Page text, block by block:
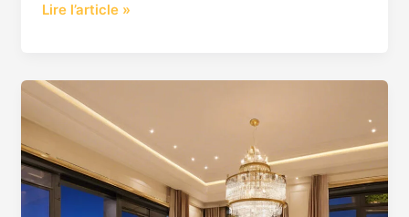
Lire l’article »
Rénovation
gamme
pour
votre